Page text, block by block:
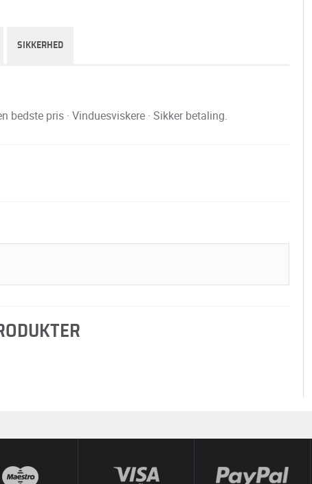
SIKKERHED
pris · Vinduesviskere · Sikker betaling.